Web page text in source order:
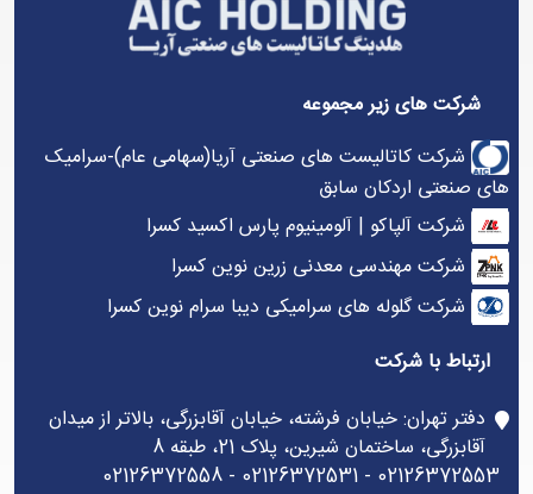
شرکت های زیر مجموعه
شرکت کاتالیست های صنعتی آریا(سهامی عام)-سرامیک
های صنعتی اردکان سابق
شرکت آلپاکو | آلومینیوم پارس اکسید کسرا
شرکت مهندسی معدنی زرین نوین کسرا
شرکت گلوله های سرامیکی دیبا سرام نوین کسرا
ارتباط با شرکت
دفتر تهران: خیابان فرشته، خیابان آقابزرگی، بالاتر از میدان
آقابزرگی، ساختمان شیرین، پلاک 21، طبقه 8
02126372553 - 02126372531 - 02126372558